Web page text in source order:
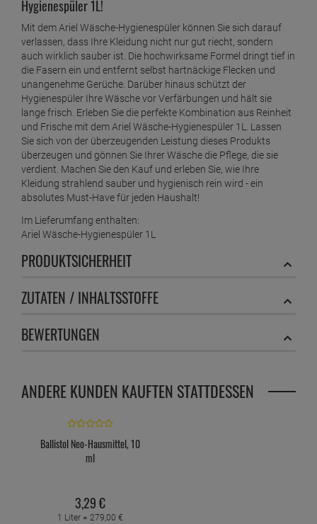
Hygienespüler 1L!
Mit dem Ariel Wäsche-Hygienespüler können Sie sich darauf
verlassen, dass Ihre Kleidung nicht nur gut riecht, sondern
auch wirklich sauber ist. Die hochwirksame Formel dringt tief in
die Fasern ein und entfernt selbst hartnäckige Flecken und
unangenehme Gerüche. Darüber hinaus schützt der
Hygienespüler Ihre Wäsche vor Verfärbungen und hält sie
lange frisch. Erleben Sie die perfekte Kombination aus Reinheit
und Frische mit dem Ariel Wäsche-Hygienespüler 1L. Lassen
Sie sich von der überzeugenden Leistung dieses Produkts
überzeugen und gönnen Sie Ihrer Wäsche die Pflege, die sie
verdient. Machen Sie den Kauf und erleben Sie, wie Ihre
Kleidung strahlend sauber und hygienisch rein wird - ein
absolutes Must-Have für jeden Haushalt!
Im Lieferumfang enthalten:
Ariel Wäsche-Hygienespüler 1L
PRODUKTSICHERHEIT
ZUTATEN / INHALTSSTOFFE
BEWERTUNGEN
ANDERE KUNDEN KAUFTEN STATTDESSEN
Ballistol Neo-Hausmittel, 10
ml
3,29€
1 Liter = 279,00 €